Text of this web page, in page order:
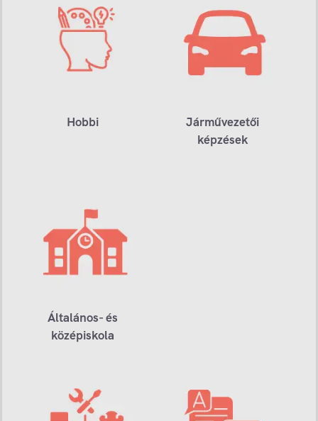
Hobbi
Járművezetői
képzések
Általános- és
középiskola